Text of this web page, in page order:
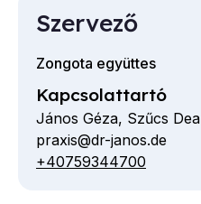
Szervező
Zongota együttes
Kapcsolattartó
János Géza, Szűcs Dea
E-
mail
praxis@dr-janos.de
Telefon
+40759344700